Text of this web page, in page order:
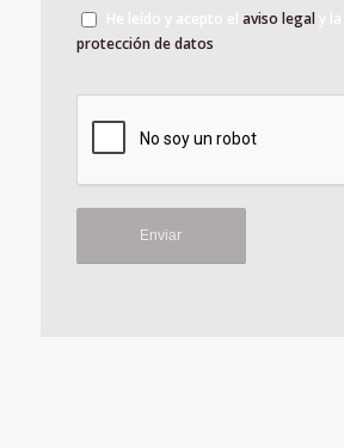
aviso legal
protección de datos